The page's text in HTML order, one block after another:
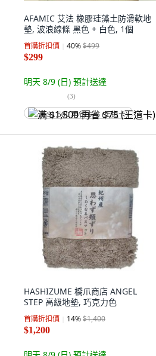
AFAMIC 艾法 橡膠珪藻土防滑軟地
墊, 波浪線條 黑色 + 白色, 1個
首購折扣價 40%$499
$299
明天 8/9 (日) 預計送達
(3)
满 $1,500 再省 $75 (王道卡)
HASHIZUME 橋爪商店 ANGEL
STEP 高級地墊, 巧克力色
首購折扣價 14%$1,400
$1,200